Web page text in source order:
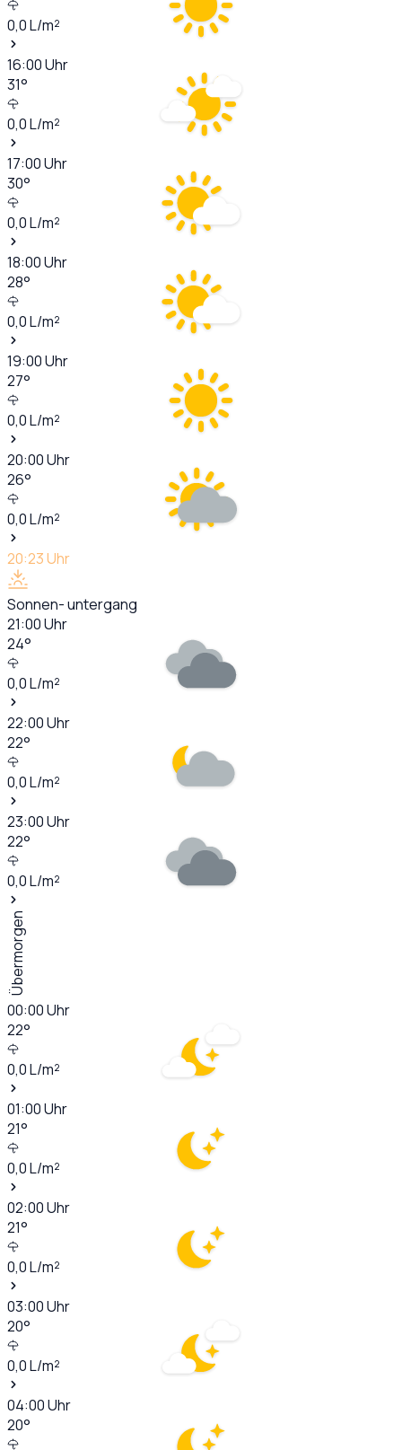
0,0L/m²
16:00Uhr
31°
0,0L/m²
17:00Uhr
30°
0,0L/m²
18:00Uhr
28°
0,0L/m²
19:00Uhr
27°
0,0L/m²
20:00Uhr
26°
0,0L/m²
20:23Uhr
Sonnen- untergang
21:00Uhr
24°
0,0L/m²
22:00Uhr
22°
0,0L/m²
23:00Uhr
22°
0,0L/m²
Übermorgen
00:00Uhr
22°
0,0L/m²
01:00Uhr
21°
0,0L/m²
02:00Uhr
21°
0,0L/m²
03:00Uhr
20°
0,0L/m²
04:00Uhr
20°